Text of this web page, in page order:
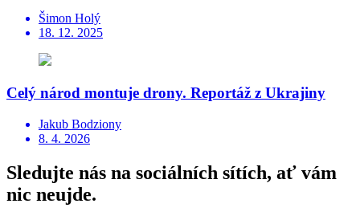
Šimon Holý
18. 12. 2025
Celý národ montuje drony. Reportáž z Ukrajiny
Jakub Bodziony
8. 4. 2026
Sledujte nás na sociálních sítích, ať vám
nic neujde.